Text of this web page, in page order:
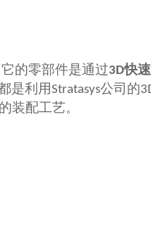
的零部件是通过3D快
是利用Stratasys公司的
装配工艺。